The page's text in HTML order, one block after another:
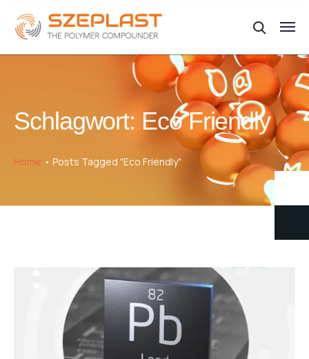
Schlagwort: Eco Friendly
Home Posts Tagged "Eco Friendly"